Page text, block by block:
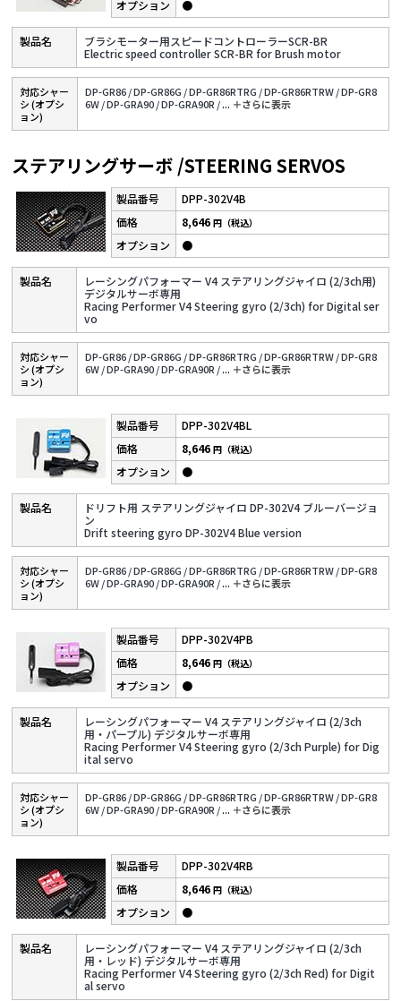
ブラシモーター用スピードコントローラーSCR-BR
Electric speed controller SCR-BR for Brush motor
●
対応シャー
シ (オプシ
ョン)
DP-GR86 /DP-GR86G /DP-GR86RTRG /DP-GR86RTRW /DP-GR8
6W /DP-GRA90 /DP-GRA90R /... ＋さらに表⽰
ステアリングサーボ /STEERING SERVOS
DPP-302V4B
レーシングパフォーマー V4 ステアリングジャイロ (2/3ch用)
デジタルサーボ専用
Racing Performer V4 Steering gyro (2/3ch) for Digital ser
vo
8,646円（税込）
●
対応シャー
シ (オプシ
ョン)
DP-GR86 /DP-GR86G /DP-GR86RTRG /DP-GR86RTRW /DP-GR8
6W /DP-GRA90 /DP-GRA90R /... ＋さらに表⽰
DPP-302V4BL
ドリフト用 ステアリングジャイロ DP-302V4 ブルーバージョ
ン
Drift steering gyro DP-302V4 Blue version
8,646円（税込）
●
対応シャー
シ (オプシ
ョン)
DP-GR86 /DP-GR86G /DP-GR86RTRG /DP-GR86RTRW /DP-GR8
6W /DP-GRA90 /DP-GRA90R /... ＋さらに表⽰
DPP-302V4PB
レーシングパフォーマー V4 ステアリングジャイロ (2/3ch
用・パープル) デジタルサーボ専用
Racing Performer V4 Steering gyro (2/3ch Purple) for Dig
ital servo
8,646円（税込）
●
対応シャー
シ (オプシ
ョン)
DP-GR86 /DP-GR86G /DP-GR86RTRG /DP-GR86RTRW /DP-GR8
6W /DP-GRA90 /DP-GRA90R /... ＋さらに表⽰
DPP-302V4RB
レーシングパフォーマー V4 ステアリングジャイロ (2/3ch
用・レッド) デジタルサーボ専用
Racing Performer V4 Steering gyro (2/3ch Red) for Digit
al servo
8,646円（税込）
●